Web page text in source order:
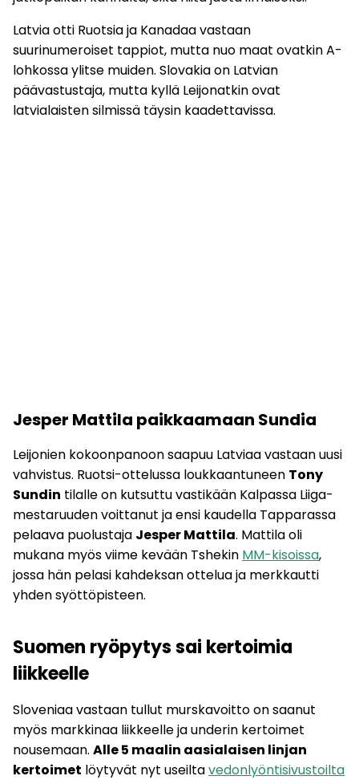
Latvia otti Ruotsia ja Kanadaa vastaan
suurinumeroiset tappiot, mutta nuo maat ovatkin A-
lohkossa ylitse muiden. Slovakia on Latvian
päävastustaja, mutta kyllä Leijonatkin ovat
latvialaisten silmissä täysin kaadettavissa.
Jesper Mattila paikkaamaan Sundia
Leijonien kokoonpanoon saapuu Latviaa vastaan uusi
vahvistus. Ruotsi-ottelussa loukkaantuneen Tony
Sundin tilalle on kutsuttu vastikään Kalpassa Liiga-
mestaruuden voittanut ja ensi kaudella Tapparassa
pelaava puolustaja Jesper Mattila. Mattila oli
mukana myös viime kevään Tshekin MM-kisoissa,
jossa hän pelasi kahdeksan ottelua ja merkkautti
yhden syöttöpisteen.
Suomen ryöpytys sai kertoimia
liikkeelle
Sloveniaa vastaan tullut murskavoitto on saanut
myös markkinaa liikkeelle ja underin kertoimet
nousemaan. Alle 5 maalin aasialaisen linjan
kertoimet löytyvät nyt useiltavedonlyöntisivustoilta